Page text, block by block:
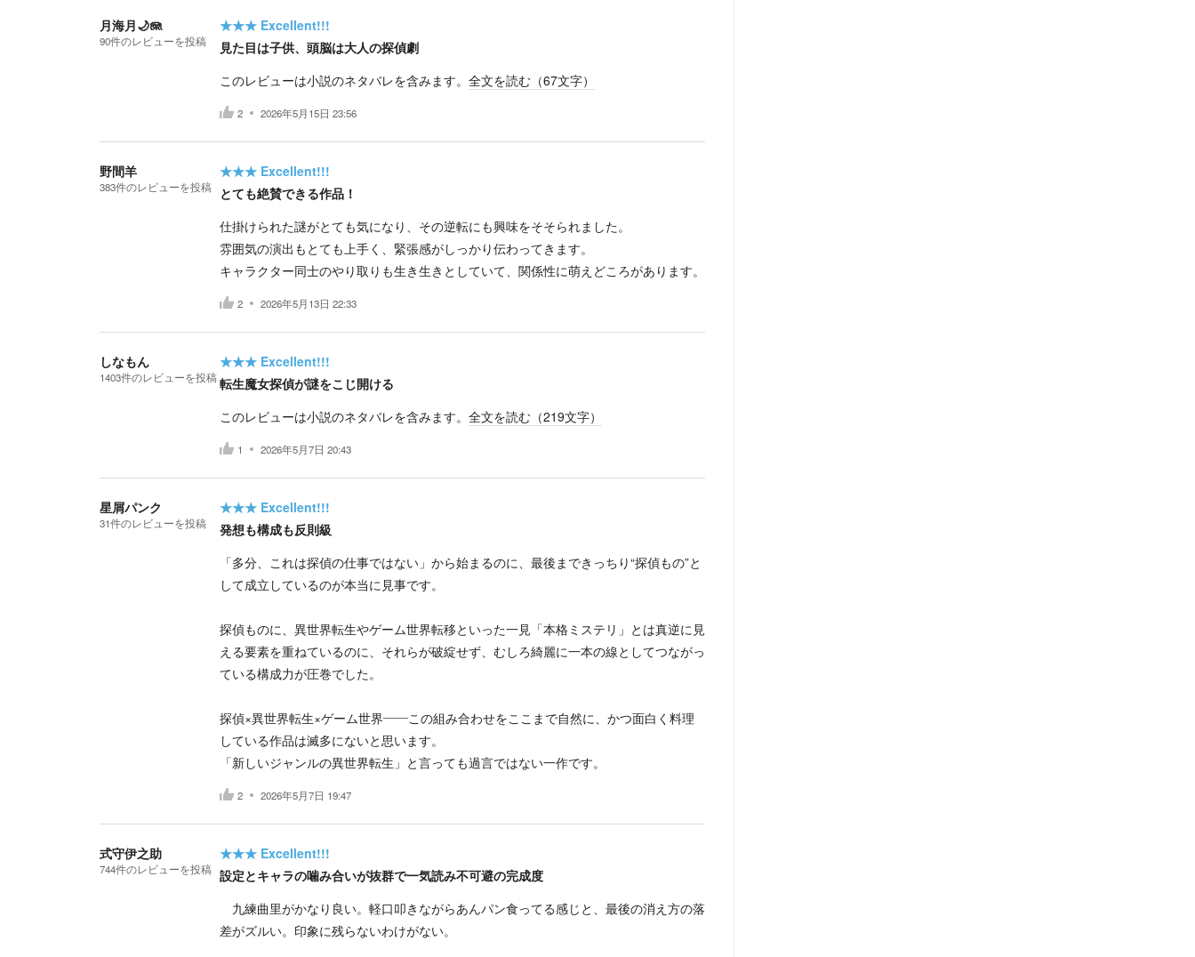
月海月🌙🪼
90件のレビューを投稿
★★★ Excellent!!!
見た目は子供、頭脳は大人の探偵劇
このレビューは小説のネタバレを含みます。 全文を読む（67文字）
2 2026年5月15日 23:56
野間羊
383件のレビューを投稿
★★★ Excellent!!!
とても絶賛できる作品！
仕掛けられた謎がとても気になり、その逆転にも興味をそそられました。
雰囲気の演出もとても上手く、緊張感がしっかり伝わってきます。
キャラクター同士のやり取りも生き生きとしていて、関係性に萌えどころがあります。
2 2026年5月13日 22:33
しなもん
1403件のレビューを投稿
★★★ Excellent!!!
転生魔女探偵が謎をこじ開ける
このレビューは小説のネタバレを含みます。 全文を読む（219文字）
1 2026年5月7日 20:43
星屑パンク
31件のレビューを投稿
★★★ Excellent!!!
発想も構成も反則級
「多分、これは探偵の仕事ではない」から始まるのに、最後まできっちり“探偵もの”と
して成立しているのが本当に見事です。
探偵ものに、異世界転生やゲーム世界転移といった一見「本格ミステリ」とは真逆に見
える要素を重ねているのに、それらが破綻せず、むしろ綺麗に一本の線としてつながっ
ている構成力が圧巻でした。
探偵×異世界転生×ゲーム世界――この組み合わせをここまで自然に、かつ面白く料理
している作品は滅多にないと思います。
「新しいジャンルの異世界転生」と言っても過言ではない一作です。
2 2026年5月7日 19:47
式守伊之助
744件のレビューを投稿
★★★ Excellent!!!
設定とキャラの噛み合いが抜群で一気読み不可避の完成度
九練曲里がかなり良い。軽口叩きながらあんパン食ってる感じと、最後の消え方の落
差がズルい。印象に残らないわけがない。